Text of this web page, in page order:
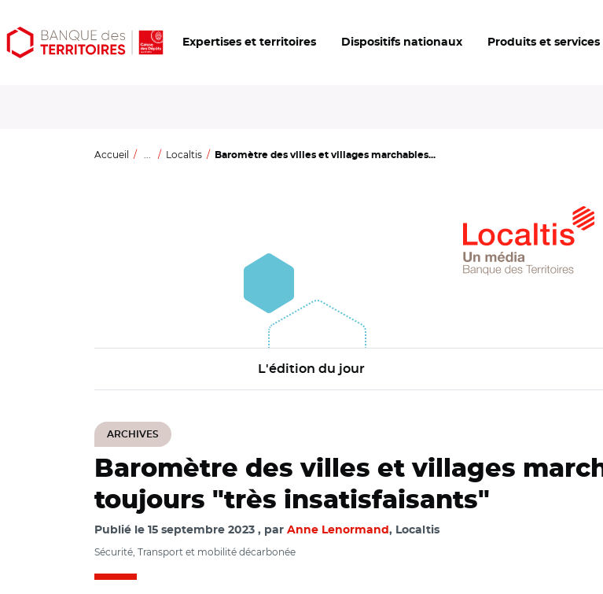
Aller
au
Aller
au
Ouvrir
les
Expertises et territoires Dispositifs nationaux Produits et services
Accueil ... Localtis Baromètre des villes et villages marchables...
L'édition du jour
ARCHIVES
Baromètre des villes et villages
toujours "très insatisfaisants"
Publié le 15 septembre 2023 par Anne Lenormand , Localtis
Sécurité, Transport et mobilité décarbonée